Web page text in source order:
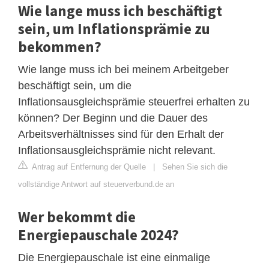
Wie lange muss ich beschäftigt
sein, um Inflationsprämie zu
bekommen?
Wie lange muss ich bei meinem Arbeitgeber
beschäftigt sein, um die
Inflationsausgleichsprämie steuerfrei erhalten zu
können? Der Beginn und die Dauer des
Arbeitsverhältnisses sind für den Erhalt der
Inflationsausgleichsprämie nicht relevant.
Antrag auf Entfernung der Quelle | Sehen Sie sich die
vollständige Antwort auf steuerverbund.de an
Wer bekommt die
Energiepauschale 2024?
Die Energiepauschale ist eine einmalige